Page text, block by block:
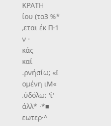
ΚΡΑΤΗ
ίου (το3 %*
,εται έκ Π·1
ν ·
κάς
καί
.ρνήσίω; «ϊ
ομένη ιΜ«
,ύδόλω; 'ί'
άλλ* ·*■
εωτερ·^